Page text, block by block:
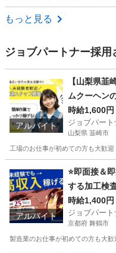
福島 その他
もっと見る
ジョブパートナー採用
アルバイト
【山梨県韮
ムクーヘン
時給1,600円
ジョブパー
山梨県 韮崎市
工場のお仕事が初めての方も大歓
工場 ス
アルバイト
⭐即面接＆
する加工検
時給1,400円
ジョブパー
京都府 舞鶴市
製造業のお仕事が初めての方も大